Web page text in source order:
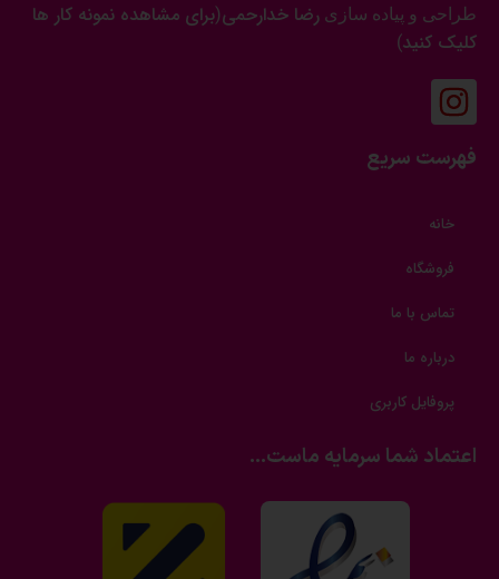
طراحی و پیاده سازی رضا خدارحمی(برای مشاهده نمونه کار ها
کلیک کنید)
فهرست سریع
خانه
فروشگاه
تماس با ما
درباره ما
پروفایل کاربری
اعتماد شما سرمایه ماست...